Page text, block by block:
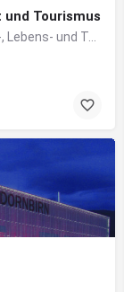
Tourismus